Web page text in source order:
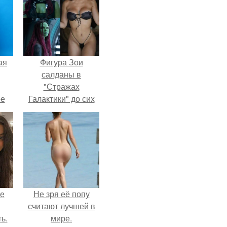
Фигура Зои
салданы в
"Стражах
Галактики" до сих
пор вызывает
восхищение.
Не зря её попу
считают лучшей в
мире.